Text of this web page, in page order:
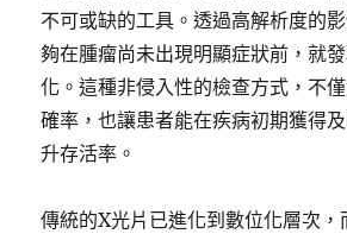
不可或缺的工具。透過高解析度的
夠在腫瘤尚未出現明顯症狀前，就
化。這種非侵入性的檢查方式，不
確率，也讓患者能在疾病初期獲得
升存活率。
傳統的X光片已進化到數位化層次，